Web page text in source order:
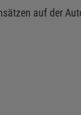
auf der